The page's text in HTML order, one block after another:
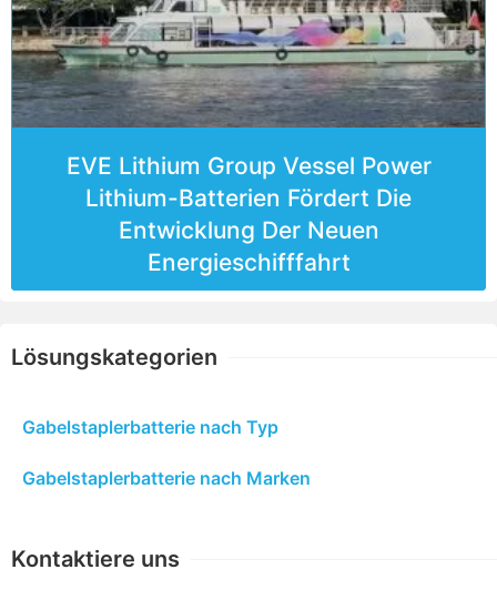
EVE Lithium Group Vessel Power
Lithium-Batterien Fördert Die
Entwicklung Der Neuen
Energieschifffahrt
Lösungskategorien
Gabelstaplerbatterie nach Typ
Gabelstaplerbatterie nach Marken
Kontaktiere uns